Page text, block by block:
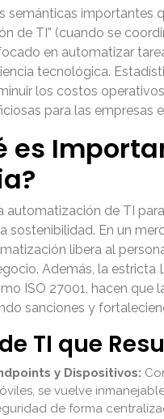
semánticas importantes
de TI” (cuando se
en automatizar
tecnológica.
los costos
para las empresas
es
automatización de TI
sostenibilidad. En un
libera al
Además, la estricta
ISO 27001, hacen
sanciones y
TI que
y Dispositivos:
se vuelve
de forma